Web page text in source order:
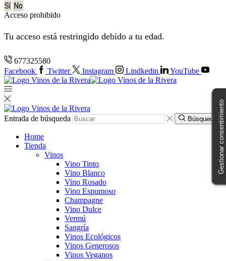
Sí No
Acceso prohibido
Tu acceso está restringido debido a tu edad.
677325580
Facebook
Twitter Instagram Lindkedin YouTube
Entrada de búsqueda Búsqueda
Home
Tienda
Vinos
Vino Tinto
Vino Blanco
Vino Rosado
Vino Espumoso
Champagne
Vino Dulce
Vermú
Sangría
Vinos Ecológicos
Vinos Generosos
Vinos Veganos
Gestionar consentimiento